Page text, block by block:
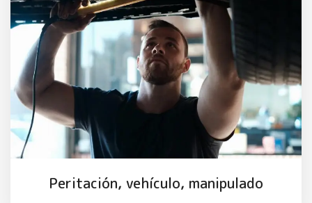
Peritación, vehículo, manipulado